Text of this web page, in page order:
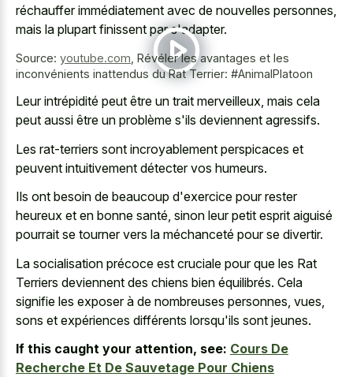
réchauffer immédiatement avec de nouvelles personnes,
mais la plupart finissent par s'adapter.
Source: youtube.com Révéler les avantages et les
inconvénients inattendus du Rat Terrier: #AnimalPlatoon
Leur intrépidité peut être un trait merveilleux, mais cela
peut aussi être un problème s'ils deviennent agressifs.
Les rat-terriers sont incroyablement perspicaces et
peuvent intuitivement détecter vos humeurs.
Ils ont besoin de beaucoup d'exercice pour rester
heureux et en bonne santé, sinon leur petit esprit aiguisé
pourrait se tourner vers la méchanceté pour se divertir.
La socialisation précoce est cruciale pour que les Rat
Terriers deviennent des chiens bien équilibrés. Cela
signifie les exposer à de nombreuses personnes, vues,
sons et expériences différents lorsqu'ils sont jeunes.
If this caught your attention, see: Cours De
Recherche Et De Sauvetage Pour Chiens